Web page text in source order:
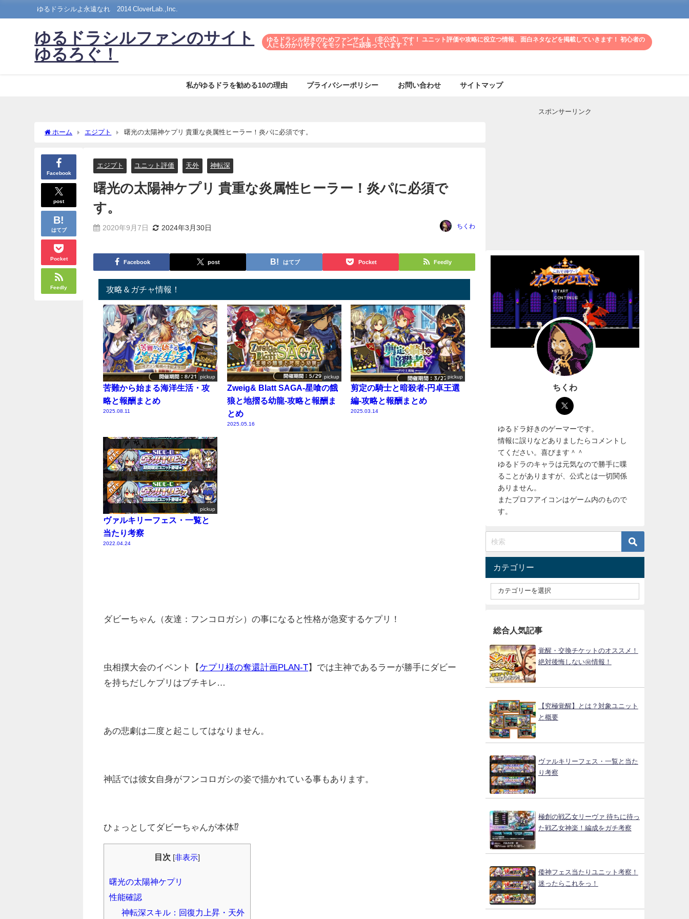
ゆるドラシルよ永遠なれ©2014 CloverLab.,Inc.
ゆるドラシルファンのサイト
ゆるろぐ！
ゆるドラシル好きのためファンサイト（非公式）です！ ユニット評価や攻略に役立つ情報、面白ネタなどを掲載していきます！ 初心者の
人にも分かりやすくをモットーに頑張っています＾＾
私がゆるドラを勧める10の理由 プライバシーポリシー お問い合わせ サイトマップ
ホーム エジプト 曙光の太陽神ケプリ 貴重な炎属性ヒーラー！炎パに必須です。
Facebook
post
はてブ
Pocket
Feedly
エジプト ユニット評価 天外 神転深
曙光の太陽神ケプリ 貴重な炎属性ヒーラー！炎パに必須で
す。
2020年9月7日 2024年3月30日 ちくわ
Facebook post はてブ Pocket Feedly
攻略＆ガチャ情報！
pickup
苦難から始まる海洋生活・攻
略と報酬まとめ
2025.08.11
pickup
Zweig& Blatt SAGA-星喰の餓
狼と地摺る幼龍-攻略と報酬ま
とめ
2025.05.16
pickup
剪定の騎士と暗殺者-円卓王選
編-攻略と報酬まとめ
2025.03.14
pickup
ヴァルキリーフェス・一覧と
当たり考察
2022.04.24
ダビーちゃん（友達：フンコロガシ）の事になると性格が急変するケプリ！
虫相撲大会のイベント【ケプリ様の奪還計画PLAN-T】では主神であるラーが勝手にダビー
を持ちだしケプリはブチキレ…
あの悲劇は二度と起こしてはなりません。
神話では彼女自身がフンコロガシの姿で描かれている事もあります。
ひょっとしてダビーちゃんが本体⁉
目次 [非表示
曙光の太陽神ケプリ
性能確認
神転深スキル：回復力上昇・天外
スポンサーリンク
ちくわ
ゆるドラ好きのゲーマーです。
情報に誤りなどありましたらコメントし
てください。喜びます＾＾
ゆるドラのキャラは元気なので勝手に喋
ることがありますが、公式とは一切関係
ありません。
またプロフアイコンはゲーム内のもので
す。
カテゴリー
総合人気記事
覚醒・交換チケットのオススメ！
絶対後悔しない㊙情報！
【究極覚醒】とは？対象ユニット
と概要
ヴァルキリーフェス・一覧と当た
り考察
極創の戦乙女リーヴァ 待ちに待っ
た戦乙女神楽！編成をガチ考察
倭神フェス当たりユニット考察！
迷ったらこれをっ！